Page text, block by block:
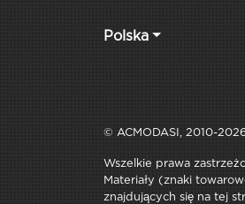
Polska
© ACMODASI, 2010-
Wszelkie prawa
Materiały (znaki
znajdujących się na tej